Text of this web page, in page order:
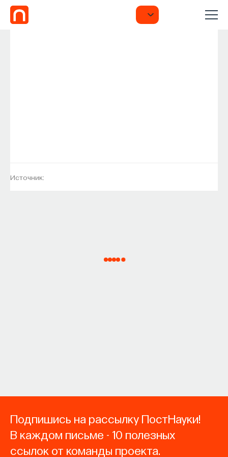
Источник:
Подпишись на рассылку ПостНауки!
В каждом письме - 10 полезных
ссылок от команды проекта.